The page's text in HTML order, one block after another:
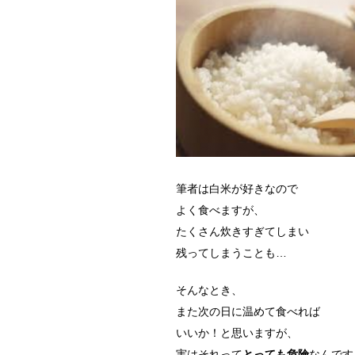
筆者は白米が好きなので
よく食べますが、
たくさん炊きすぎてしまい
残ってしまうことも…
そんなとき、
また次の日に温めて食べれば
いいか！と思いますが、